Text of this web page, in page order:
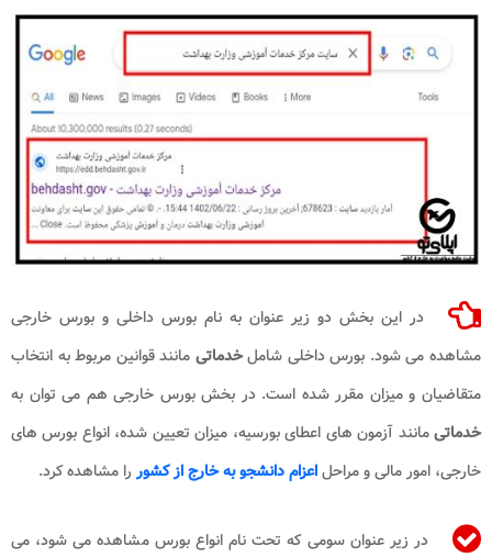
در این بخش دو زیر عنوان به نام بورس داخلی و بورس خارجی
مشاهده می شود. بورس داخلی شاملخدماتی مانند قوانین مربوط به انتخاب
متقاضیان و میزان مقرر شده است. در بخش بورس خارجی هم می توان به
خدماتیمانند آزمون های اعطای بورسیه، میزان تعیین شده، انواع بورس های
خارجی، امور مالی و مراحلاعزام دانشجو به خارج از کشوررا مشاهده کرد.
در زیر عنوان سومی که تحت نام انواع بورس مشاهده می شود، می